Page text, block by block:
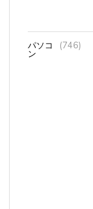
パソコ (746)